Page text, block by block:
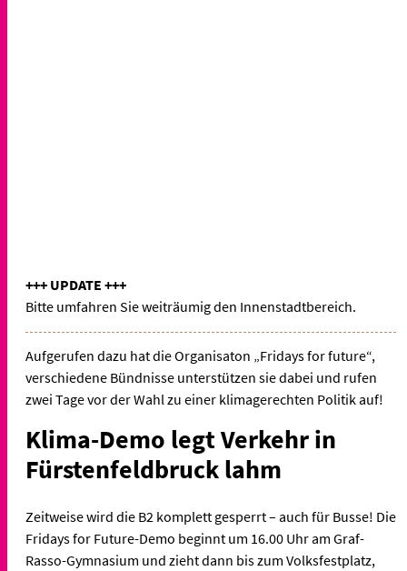
+++ UPDATE +++
Bitte umfahren Sie weiträumig den Innenstadtbereich.
Aufgerufen dazu hat die Organisaton „Fridays for future“,
verschiedene Bündnisse unterstützen sie dabei und rufen
zwei Tage vor der Wahl zu einer klimagerechten Politik auf!
Klima-Demo legt Verkehr in
Fürstenfeldbruck lahm
Zeitweise wird die B2 komplett gesperrt – auch für Busse! Die
Fridays for Future-Demo beginnt um 16.00 Uhr am Graf-
Rasso-Gymnasium und zieht dann bis zum Volksfestplatz,